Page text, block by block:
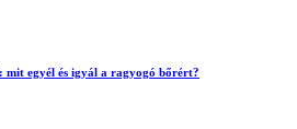
egyél és igyál a ragyogó bőrért?